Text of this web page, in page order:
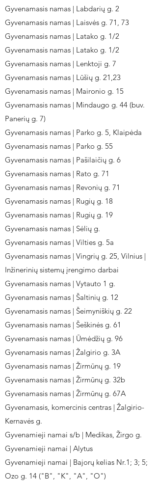
Gyvenamasis namas | Labdarių g. 2
Gyvenamasis namas | Laisvės g. 71, 73
Gyvenamasis namas | Latako g. 1/2
Gyvenamasis namas | Latako g. 1/2
Gyvenamasis namas | Lenktoji g. 7
Gyvenamasis namas | Lūšių g. 21,23
Gyvenamasis namas | Maironio g. 15
Gyvenamasis namas | Mindaugo g. 44 (buv.
Panerių g. 7)
Gyvenamasis namas | Parko g. 5, Klaipėda
Gyvenamasis namas | Parko g. 55
Gyvenamasis namas | Pašilaičių g. 6
Gyvenamasis namas | Rato g. 71
Gyvenamasis namas | Revonių g. 71
Gyvenamasis namas | Rugių g. 18
Gyvenamasis namas | Rugių g. 19
Gyvenamasis namas | Sėlių g.
Gyvenamasis namas | Vilties g. 5a
Gyvenamasis namas | Vingrių g. 25, Vilnius |
Inžinerinių sistemų įrengimo darbai
Gyvenamasis namas | Vytauto 1 g.
Gyvenamasis namas | Šaltinių g. 12
Gyvenamasis namas | Šeimyniškių g. 22
Gyvenamasis namas | Šeškinės g. 61
Gyvenamasis namas | Ūmėdžių g. 96
Gyvenamasis namas | Žalgirio g. 3A
Gyvenamasis namas | Žirmūnų g. 19
Gyvenamasis namas | Žirmūnų g. 32b
Gyvenamasis namas | Žirmūnų g. 67A
Gyvenamasis, komercinis centras | Žalgirio-
Kernavės g.
Gyvenamieji namai s/b | Medikas, Žirgo g.
Gyvenamieji namai | Alytus
Gyvenamieji namai | Bajorų kelias Nr.1; 3; 5;
Ozo g. 14 ("B", "K", "A", "O")